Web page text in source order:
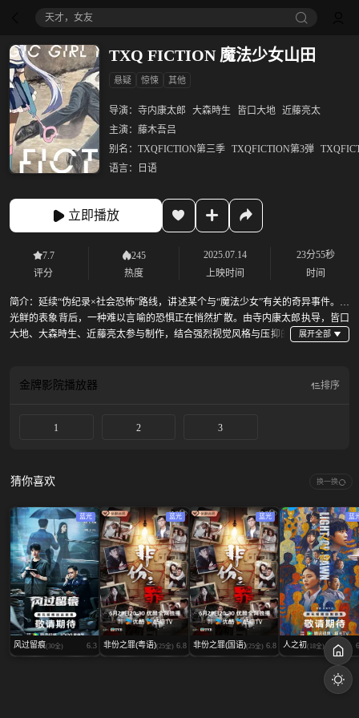
天才，女友
TXQ FICTION 魔法少女山田
悬疑 惊悚 其他
导演： 寺内康太郎 大森時生 皆口大地 近藤亮太
主演： 藤木吾吕
别名： TXQFICTION第三季 TXQFICTION第3弾
语言：
日语
立即播放
7.7
评分
245
热度
2025.07.14
上映时间
23分55秒
时间
简介：延续“伪纪录×社会恐怖”路线，讲述某个与“魔法少女”有关的奇异事件。在
光鲜的表象背后，一种难以言喻的恐惧正在悄然扩散。由寺内康太郎执导，皆口
大地、大森時生、近藤亮太参与制作，结合强烈视觉风格与压抑的
金牌影院播放器 排序
1 2 3
猜你喜欢 换一换
蓝光
风过留痕(30全) 6.3
蓝光
非份之罪(粤语)(25全) 6.8
蓝光
非份之罪(国语)(25全) 6.8
蓝
人之初(18全)